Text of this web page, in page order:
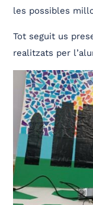
les possibles
Tot seguit us
realitzats per